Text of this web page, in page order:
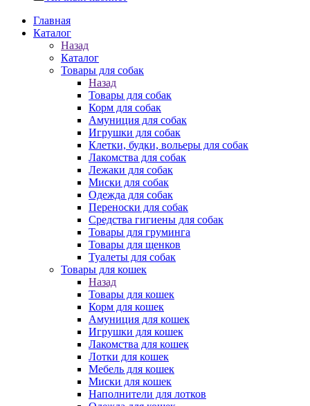
Главная
Каталог
Назад
Каталог
Товары для собак
Назад
Товары для собак
Корм для собак
Амуниция для собак
Игрушки для собак
Клетки, будки, вольеры для собак
Лакомства для собак
Лежаки для собак
Миски для собак
Одежда для собак
Переноски для собак
Средства гигиены для собак
Товары для груминга
Товары для щенков
Туалеты для собак
Товары для кошек
Назад
Товары для кошек
Корм для кошек
Амуниция для кошек
Игрушки для кошек
Лакомства для кошек
Лотки для кошек
Мебель для кошек
Миски для кошек
Наполнители для лотков